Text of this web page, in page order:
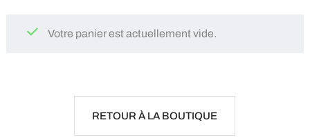
Votre panier est actuellement vide.
RETOUR À LA BOUTIQUE